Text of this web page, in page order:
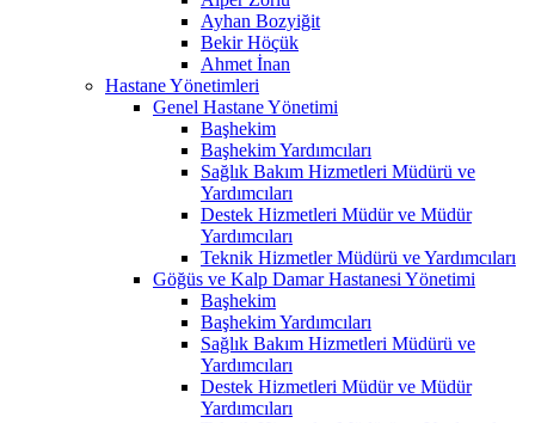
Ayhan Bozyiğit
Bekir Höçük
Ahmet İnan
Hastane Yönetimleri
Genel Hastane Yönetimi
Başhekim
Başhekim Yardımcıları
Sağlık Bakım Hizmetleri Müdürü ve
Yardımcıları
Destek Hizmetleri Müdür ve Müdür
Yardımcıları
Teknik Hizmetler Müdürü ve Yardımcıları
Göğüs ve Kalp Damar Hastanesi Yönetimi
Başhekim
Başhekim Yardımcıları
Sağlık Bakım Hizmetleri Müdürü ve
Yardımcıları
Destek Hizmetleri Müdür ve Müdür
Yardımcıları